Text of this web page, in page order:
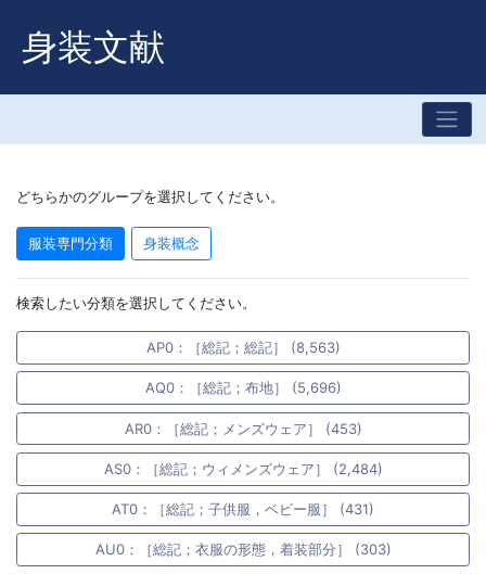
身装文献
どちらかのグループを選択してください。
服装専門分類 身装概念
検索したい分類を選択してください。
AP0：［総記；総記］ (8,563)
AQ0：［総記；布地］ (5,696)
AR0：［総記；メンズウェア］ (453)
AS0：［総記；ウィメンズウェア］ (2,484)
AT0：［総記；子供服，ベビー服］ (431)
AU0：［総記；衣服の形態，着装部分］ (303)